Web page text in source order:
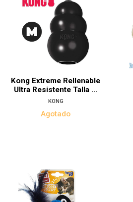
Kong Extreme Rellenable
Ultra Resistente Talla ...
KONG
Agotado